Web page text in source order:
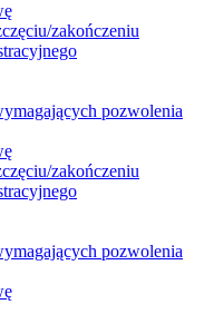
zakończeniu
pozwolenia
zakończeniu
pozwolenia